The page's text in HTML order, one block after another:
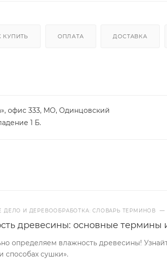
КУПИТЬ ОПЛАТА ДОСТАВКА
офис 333, МО, Одинцовский
1 Б.
ДЕЛО И ДЕРЕВООБРАБОТКА: СЛОВАРЬ ТЕРМИНОВ —
древесины: основные термины
определяем влажность древесины!
способах сушки».